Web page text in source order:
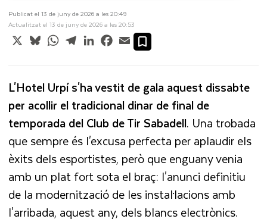
Publicat el 13 de juny de 2026 a les 20:49
Actualitzat el 13 de juny de 2026 a les 20:53
X BlueskyWhatsApp
TelegramLinkedInFacebook
Email
L'Hotel Urpí s'ha vestit de gala aquest dissabte
per acollir el tradicional dinar de final de
temporada del Club de Tir Sabadell. Una trobada
que sempre és l'excusa perfecta per aplaudir els
èxits dels esportistes, però que enguany venia
amb un plat fort sota el braç: l'anunci definitiu
de la modernització de les instal·lacions amb
l'arribada, aquest any, dels blancs electrònics.